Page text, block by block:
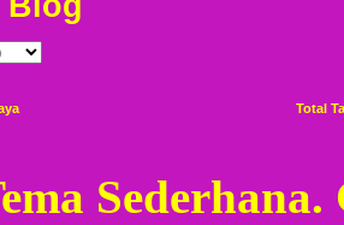
Total